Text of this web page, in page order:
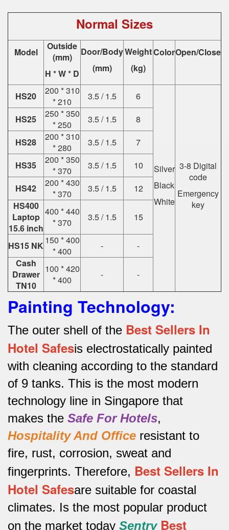
Normal Sizes
Model
Outside
(mm)
H * W * D
Door/Body
(mm)
Weight
(kg)
ColorOpen/Close
HS20
200 * 310
* 210
3.5 / 1.5 6
Silver
Black
White
3-8 Digital
code
Emergency
key
HS25
250 * 350
* 250
3.5 / 1.5
8
HS28
200 * 310
* 280
3.5 / 1.5
7
HS35
200 * 350
* 370
3.5 / 1.5
10
HS42
200 * 430
* 370
3.5 / 1.5
12
HS400
Laptop
15.6 inch
400 * 440
* 370
3.5 / 1.5 15
HS15 NK150 * 400
* 400
-
-
Cash
Drawer
TN10
100 * 420
* 400
- -
Painting Technology:
The outer shell of the Best Sellers In
Hotel Safesis electrostatically painted
with cleaning according to the standard
of 9 tanks. This is the most modern
technology line in Singapore that
makes the Safe For Hotels,
Hospitality And Office resistant to
fire, rust, corrosion, sweat and
fingerprints. Therefore, Best Sellers In
Hotel Safesare suitable for coastal
climates. Is the most popular product
on the market today Sentry Best